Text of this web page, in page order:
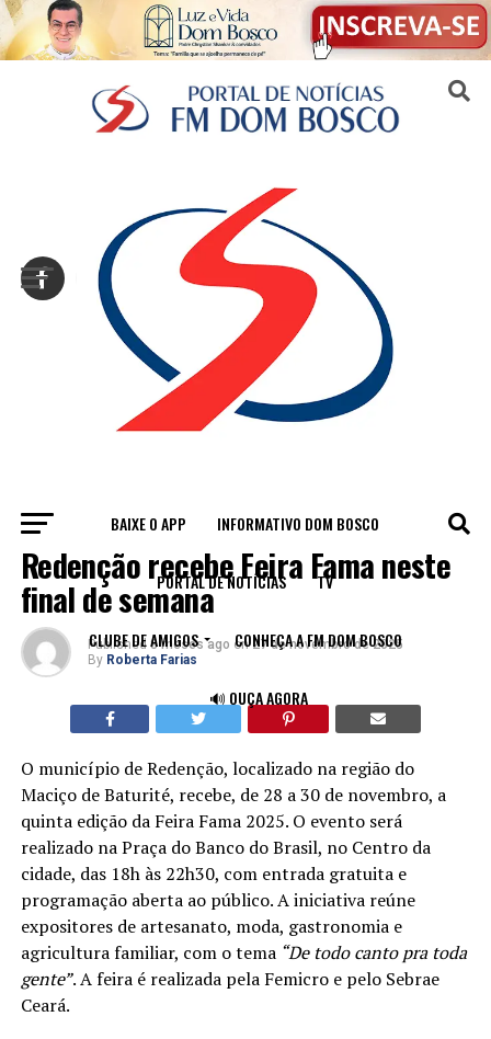
BAIXE O APP INFORMATIVO DOM BOSCO
PORTAL DE NOTÍCIAS TV
CLUBE DE AMIGOS CONHEÇA A FM DOM BOSCO
🔊 OUÇA AGORA
CEARÁ
Redenção recebe Feira Fama neste
final de semana
Published 8 meses ago on 27 de novembro de 2025
By Roberta Farias
O município de Redenção, localizado na região do
Maciço de Baturité, recebe, de 28 a 30 de novembro, a
quinta edição da Feira Fama 2025. O evento será
realizado na Praça do Banco do Brasil, no Centro da
cidade, das 18h às 22h30, com entrada gratuita e
programação aberta ao público. A iniciativa reúne
expositores de artesanato, moda, gastronomia e
agricultura familiar, com o tema“De todo canto pra toda
gente”. A feira é realizada pela Femicro e pelo Sebrae
Ceará.
Sair da versão mobile